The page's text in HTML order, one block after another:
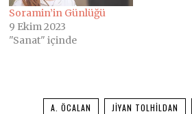
Soramin’in Günlüğü
9 Ekim 2023
"Sanat" içinde
A. ÖCALAN JIYAN TOLHILDAN